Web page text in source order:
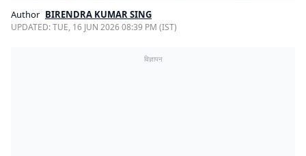
Author BIRENDRA KUMAR SING
UPDATED:TUE, 16 JUN 2026 08:39 PM (IST)
विज्ञापन